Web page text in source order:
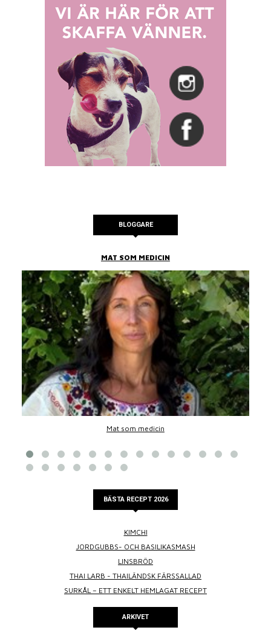
BLOGGARE
MAT SOM MEDICIN
Mat som medicin
BÄSTA RECEPT 2026
KIMCHI
JORDGUBBS- OCH BASILIKASMASH
LINSBRÖD
THAI LARB - THAILÄNDSK FÄRSSALLAD
SURKÅL – ETT ENKELT HEMLAGAT RECEPT
ARKIVET